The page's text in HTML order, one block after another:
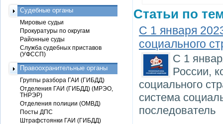
Статьи по
С 1 января
социального
С 1
России,
социального
система
последователь
Судебные органы
Мировые судьи
Прокуратуры по округам
Районные суды
Служба судебных приставов
(УФССП)
Правоохранительные органы
Группы разбора ГАИ (ГИБДД)
Отделения ГАИ (ГИБДД) (МРЭО,
ТНРЭР)
Отделения полиции (ОМВД)
Посты ДПС
Штрафстоянки ГАИ (ГИБДД)